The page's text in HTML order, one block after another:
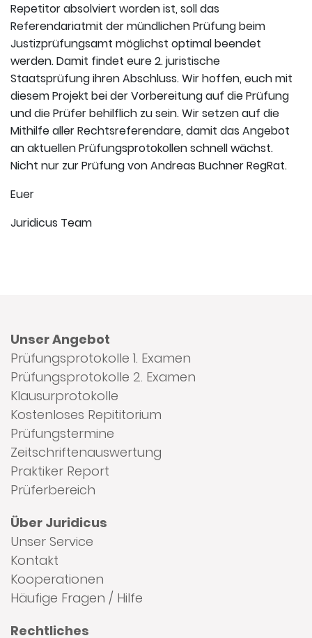
Repetitor absolviert worden ist, soll das
Referendariatmit der mündlichen Prüfung beim
Justizprüfungsamt möglichst optimal beendet
werden. Damit findet eure 2. juristische
Staatsprüfung ihren Abschluss. Wir hoffen, euch mit
diesem Projekt bei der Vorbereitung auf die Prüfung
und die Prüfer behilflich zu sein. Wir setzen auf die
Mithilfe aller Rechtsreferendare, damit das Angebot
an aktuellen Prüfungsprotokollen schnell wächst.
Nicht nur zur Prüfung von Andreas Buchner RegRat.
Euer
Juridicus Team
Unser Angebot
Prüfungsprotokolle 1. Examen
Prüfungsprotokolle 2. Examen
Klausurprotokolle
Kostenloses Repititorium
Prüfungstermine
Zeitschriftenauswertung
Praktiker Report
Prüferbereich
Über Juridicus
Unser Service
Kontakt
Kooperationen
Häufige Fragen / Hilfe
Rechtliches